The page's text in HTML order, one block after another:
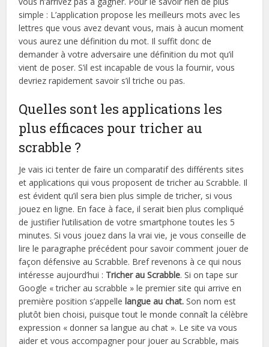
simple : L’application propose les meilleurs mots avec les
lettres que vous avez devant vous, mais à aucun moment
vous aurez une définition du mot. Il suffit donc de
demander à votre adversaire une définition du mot qu’il
vient de poser. S’il est incapable de vous la fournir, vous
devriez rapidement savoir s’il triche ou pas.
Quelles sont les applications les
plus efficaces pour tricher au
scrabble ?
Je vais ici tenter de faire un comparatif des différents sites
et applications qui vous proposent de tricher au Scrabble. Il
est évident qu’il sera bien plus simple de tricher, si vous
jouez en ligne. En face à face, il serait bien plus compliqué
de justifier l’utilisation de votre smartphone toutes les 5
minutes. Si vous jouez dans la vrai vie, je vous conseille de
lire le paragraphe précédent pour savoir comment jouer de
façon défensive au Scrabble. Bref revenons à ce qui nous
intéresse aujourd’hui : Tricher au Scrabble. Si on tape sur
Google « tricher au scrabble » le premier site qui arrive en
première position s’appellelangue au chat. Son nom est
plutôt bien choisi, puisque tout le monde connaît la célèbre
expression « donner sa langue au chat ». Le site va vous
aider et vous accompagner pour jouer au Scrabble, mais